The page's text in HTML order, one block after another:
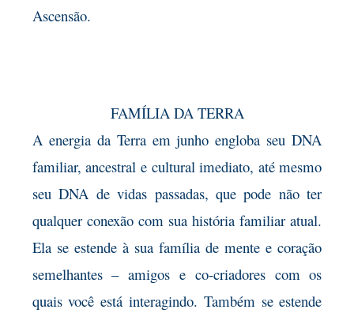
Ascensão.
FAMÍLIA DA TERRA
A energia da Terra em junho engloba seu DNA
familiar, ancestral e cultural imediato, até mesmo
seu DNA de vidas passadas, que pode não ter
qualquer conexão com sua história familiar atual.
Ela se estende à sua família de mente e coração
semelhantes – amigos e co-criadores com os
quais você está interagindo. Também se estende